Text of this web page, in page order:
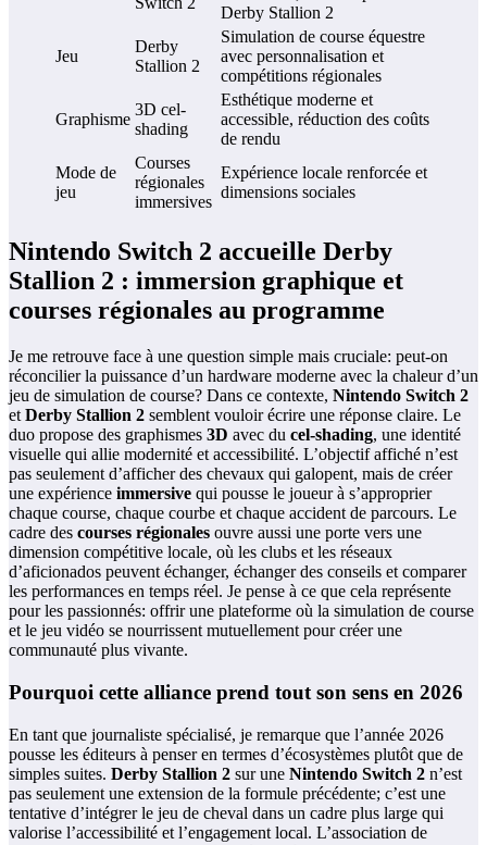
Derby Stallion 2
Jeu
Derby
Stallion 2
Simulation de course équestre
avec personnalisation et
compétitions régionales
Graphisme
3D cel-
shading
Esthétique moderne et
accessible, réduction des coûts
de rendu
Mode de
jeu
Courses
régionales
immersives
Expérience locale renforcée et
dimensions sociales
Nintendo Switch 2 accueille Derby
Stallion 2 : immersion graphique et
courses régionales au programme
Je me retrouve face à une question simple mais cruciale: peut-on
réconcilier la puissance d’un hardware moderne avec la chaleur d’un
jeu de simulation de course? Dans ce contexte, Nintendo Switch 2
et Derby Stallion 2 semblent vouloir écrire une réponse claire. Le
duo propose des graphismes 3D avec du cel-shading, une identité
visuelle qui allie modernité et accessibilité. L’objectif affiché n’est
pas seulement d’afficher des chevaux qui galopent, mais de créer
une expérience immersive qui pousse le joueur à s’approprier
chaque course, chaque courbe et chaque accident de parcours. Le
cadre des courses régionales ouvre aussi une porte vers une
dimension compétitive locale, où les clubs et les réseaux
d’aficionados peuvent échanger, échanger des conseils et comparer
les performances en temps réel. Je pense à ce que cela représente
pour les passionnés: offrir une plateforme où la simulation de course
et le jeu vidéo se nourrissent mutuellement pour créer une
communauté plus vivante.
Pourquoi cette alliance prend tout son sens en 2026
En tant que journaliste spécialisé, je remarque que l’année 2026
pousse les éditeurs à penser en termes d’écosystèmes plutôt que de
simples suites. Derby Stallion 2 sur une Nintendo Switch 2 n’est
pas seulement une extension de la formule précédente; c’est une
tentative d’intégrer le jeu de cheval dans un cadre plus large qui
valorise l’accessibilité et l’engagement local. L’association de